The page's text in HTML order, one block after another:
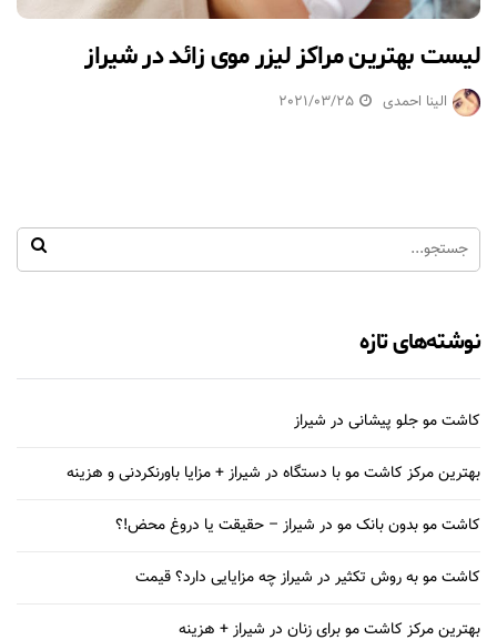
لیست بهترین مراکز لیزر موی زائد در شیراز
الینا احمدی 2021/03/25
نوشته‌های تازه
کاشت مو جلو پیشانی در شیراز
بهترین مرکز کاشت مو با دستگاه در شیراز + مزایا باورنکردنی و هزینه
کاشت مو بدون بانک مو در شیراز – حقیقت یا دروغ محض!؟
کاشت مو به روش تکثیر در شیراز چه مزایایی دارد؟ قیمت
بهترین مرکز کاشت مو برای زنان در شیراز + هزینه